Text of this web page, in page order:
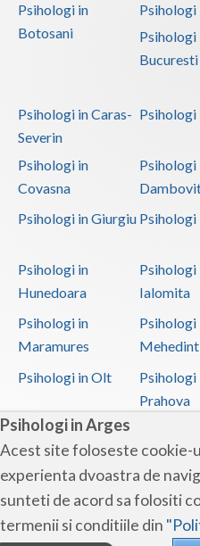
Psihologi in Arges
Acest site foloseste cookie-
experienta dvoastra de
sunteti de acord sa folositi
termenii si conditiile din
Psihologi in
Botosani
Psihologi
Psihologi
Bucuresti
Psihologi in Caras-
Severin
Psihologi
Psihologi in
Covasna
Psihologi
Psihologi in Giurgiu Psihologi
Psihologi in
Hunedoara
Psihologi
Ialomita
Psihologi in
Maramures
Psihologi
Psihologi in Olt
Psihologi
Prahova
Psihologi in Sibiu
Psihologi
Suceava
Psihologi in Timis
Psihologi
Psihologi in Vaslui
Psihologi